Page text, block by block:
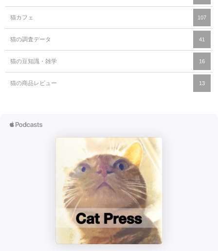
猫カフェ 107
猫の調査データ 41
猫の豆知識・雑学 16
猫の商品レビュー 13